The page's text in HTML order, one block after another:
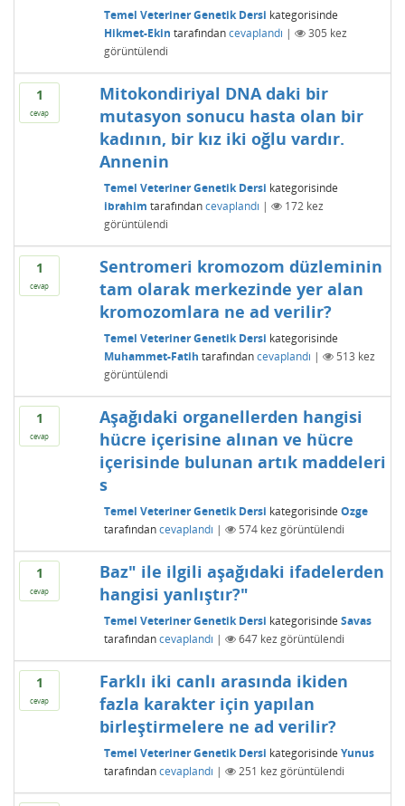
Temel Veteriner Genetik Dersi kategorisinde
Hikmet-Ekin tarafından cevaplandı | 305 kez
görüntülendi
1
cevap
Mitokondiriyal DNA daki bir
mutasyon sonucu hasta olan bir
kadının, bir kız iki oğlu vardır.
Annenin
Temel Veteriner Genetik Dersi kategorisinde
ibrahim tarafından cevaplandı | 172kez
görüntülendi
1
cevap
Sentromeri kromozom düzleminin
tam olarak merkezinde yer alan
kromozomlara ne ad verilir?
Temel Veteriner Genetik Dersi kategorisinde
Muhammet-Fatih tarafından cevaplandı | 513 kez
görüntülendi
1
cevap
Aşağıdaki organellerden hangisi
hücre içerisine alınan ve hücre
içerisinde bulunan artık maddeleri
s
Temel Veteriner Genetik Dersi kategorisinde Ozge
tarafından cevaplandı | 574kez görüntülendi
1
cevap
Baz" ile ilgili aşağıdaki ifadelerden
hangisi yanlıştır?"
Temel Veteriner Genetik Dersi kategorisinde Savas
tarafından cevaplandı | 647kez görüntülendi
1
cevap
Farklı iki canlı arasında ikiden
fazla karakter için yapılan
birleştirmelere ne ad verilir?
Temel Veteriner Genetik Dersi kategorisinde Yunus
tarafından cevaplandı | 251 kez görüntülendi